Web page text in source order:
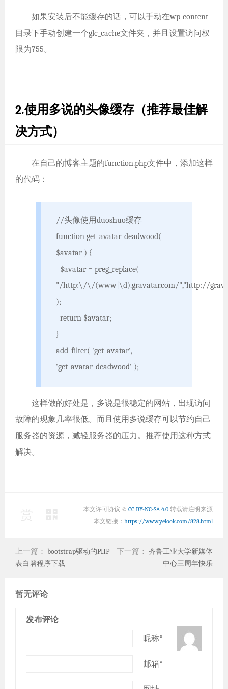
如果安装后不能缓存的话，可以手动在wp-content
目录下手动创建一个glc_cache文件夹，并且设置访问权
限为755。
2.使用多说的头像缓存（推荐最佳解
决方式）
在自己的博客主题的function.php文件中，添加这样
的代码：
//头像使用duoshuo缓存
function get_avatar_deadwood(
$avatar ) {
$avatar = preg_replace(
"/http:\/\/(www|\d).gravatar.com/","http://
);
return $avatar;
}
add_filter( 'get_avatar',
'get_avatar_deadwood' );
这样做的好处是，多说是很稳定的网站，出现访问
故障的现象几率很低。而且使用多说缓存可以节约自己
服务器的资源，减轻服务器的压力。推荐使用这种方式
解决。
本文许可协议 © CC BY-NC-SA 4.0 转载请注明来源
本文链接： https://www.yelook.com/828.html
上一篇： bootstrap驱动的PHP
表白墙程序下载
下一篇： 齐鲁工业大学新媒体
中心三周年快乐
暂无评论
发布评论
昵称*
邮箱*